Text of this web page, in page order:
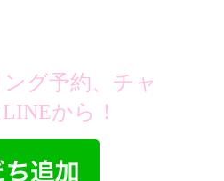
グ予約、チャ
から！